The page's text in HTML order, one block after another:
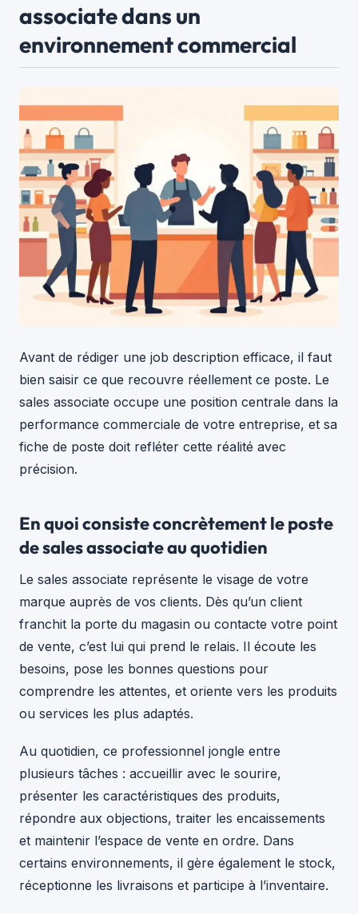
associate dans un
environnement commercial
Avant de rédiger une job description efficace, il faut
bien saisir ce que recouvre réellement ce poste. Le
sales associate occupe une position centrale dans la
performance commerciale de votre entreprise, et sa
fiche de poste doit refléter cette réalité avec
précision.
En quoi consiste concrètement le poste
de sales associate au quotidien
Le sales associate représente le visage de votre
marque auprès de vos clients. Dès qu’un client
franchit la porte du magasin ou contacte votre point
de vente, c’est lui qui prend le relais. Il écoute les
besoins, pose les bonnes questions pour
comprendre les attentes, et oriente vers les produits
ou services les plus adaptés.
Au quotidien, ce professionnel jongle entre
plusieurs tâches : accueillir avec le sourire,
présenter les caractéristiques des produits,
répondre aux objections, traiter les encaissements
et maintenir l’espace de vente en ordre. Dans
certains environnements, il gère également le stock,
réceptionne les livraisons et participe à l’inventaire.